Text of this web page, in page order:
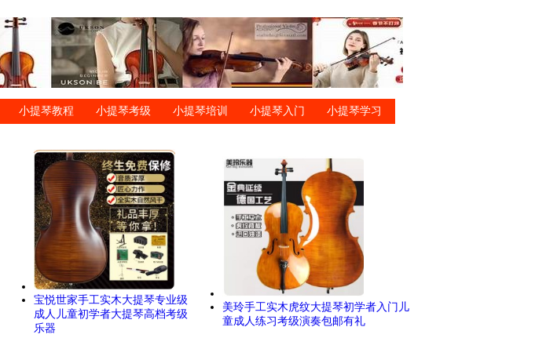
小提琴教程 小提琴考级 小提琴培训 小提琴入门
小提琴学习
宝悦世家手工实木大提琴专业级
成人儿童初学者大提琴高档考级
乐器
美玲手工实木虎纹大提琴初学者入门儿
童成人练习考级演奏包邮有礼